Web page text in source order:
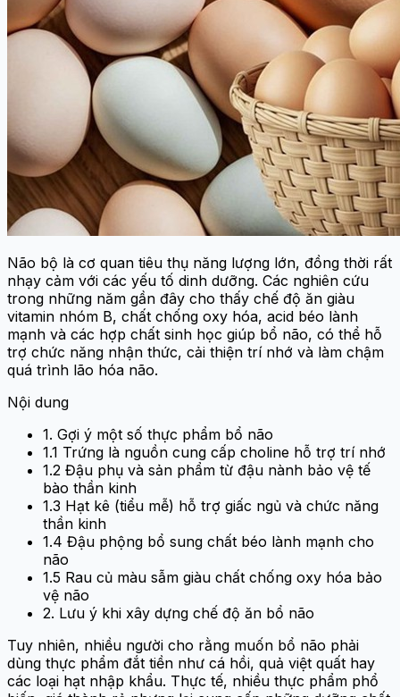
Não bộ là cơ quan tiêu thụ năng lượng lớn, đồng thời rất
nhạy cảm với các yếu tố dinh dưỡng. Các nghiên cứu
trong những năm gần đây cho thấy chế độ ăn giàu
vitamin nhóm B, chất chống oxy hóa, acid béo lành
mạnh và các hợp chất sinh học giúp bổ não, có thể hỗ
trợ chức năng nhận thức, cải thiện trí nhớ và làm chậm
quá trình lão hóa não.
Nội dung
1. Gợi ý một số thực phẩm bổ não
1.1 Trứng là nguồn cung cấp choline hỗ trợ trí nhớ
1.2 Đậu phụ và sản phẩm từ đậu nành bảo vệ tế
bào thần kinh
1.3 Hạt kê (tiểu mễ) hỗ trợ giấc ngủ và chức năng
thần kinh
1.4 Đậu phộng bổ sung chất béo lành mạnh cho
não
1.5 Rau củ màu sẫm giàu chất chống oxy hóa bảo
vệ não
2. Lưu ý khi xây dựng chế độ ăn bổ não
Tuy nhiên, nhiều người cho rằng muốn bổ não phải
dùng thực phẩm đắt tiền như cá hồi, quả việt quất hay
các loại hạt nhập khẩu. Thực tế, nhiều thực phẩm phổ